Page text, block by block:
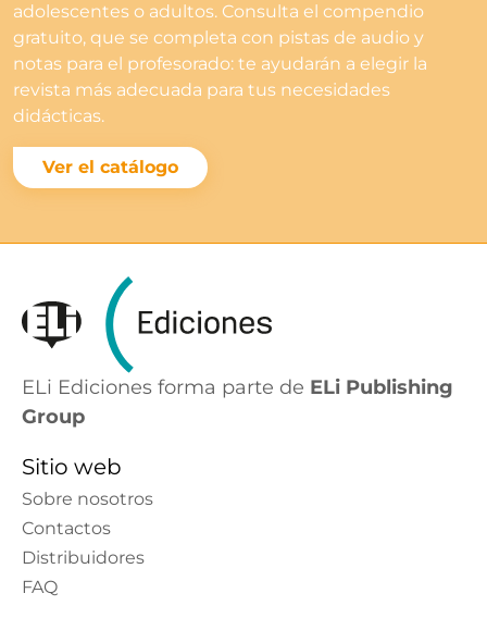
adolescentes o adultos. Consulta el compendio
gratuito, que se completa con pistas de audio y
notas para el profesorado: te ayudarán a elegir la
revista más adecuada para tus necesidades
didácticas.
Ver el catálogo
ELi Ediciones forma parte de ELi Publishing
Group
Sitio web
Sobre nosotros
Contactos
Distribuidores
FAQ